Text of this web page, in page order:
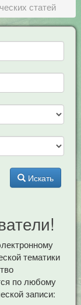
статей
Искать
тематики
по любому
записи: